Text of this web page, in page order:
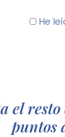
He
el
puntos